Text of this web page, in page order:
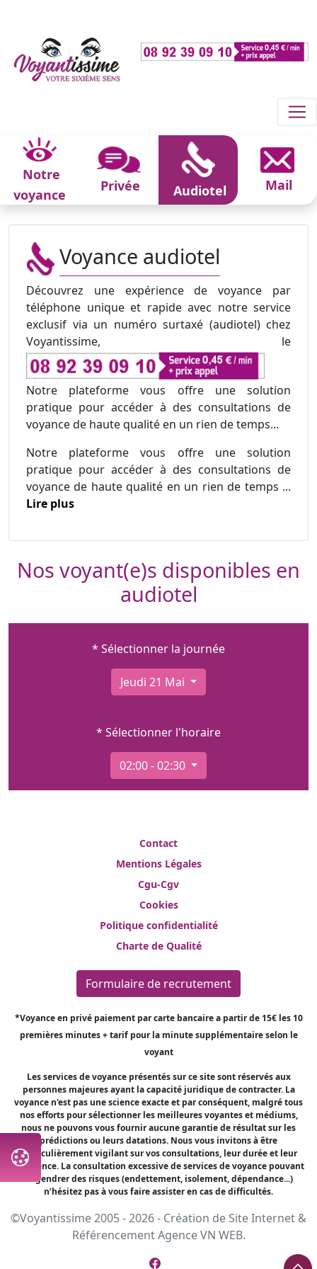
Notre
voyance
Privée Audiotel Mail
Voyance audiotel
Découvrez une expérience de voyance par
téléphone unique et rapide avec notre service
exclusif via un numéro surtaxé (audiotel) chez
Voyantissime, le
Notre plateforme vous offre une solution
pratique pour accéder à des consultations de
voyance de haute qualité en un rien de temps...
Notre plateforme vous offre une solution
pratique pour accéder à des consultations de
voyance de haute qualité en un rien de temps ...
Lire plus
Nos voyant(e)s disponibles en
audiotel
* Sélectionner la journée
Jeudi 21 Mai
* Sélectionner l'horaire
02:00 - 02:30
Contact
Mentions Légales
Cgu-Cgv
Cookies
Politique confidentialité
Charte de Qualité
Formulaire de recrutement
*Voyance en privé paiement par carte bancaire a partir de 15€ les 10
premières minutes + tarif pour la minute supplémentaire selon le
voyant
Les services de voyance présentés sur ce site sont réservés aux
personnes majeures ayant la capacité juridique de contracter. La
voyance n'est pas une science exacte et par conséquent, malgré tous
nos efforts pour sélectionner les meilleures voyantes et médiums,
nous ne pouvons vous fournir aucune garantie de résultat sur les
prédictions ou leurs datations. Nous vous invitons à être
particulièrement vigilant sur vos consultations, leur durée et leur
fréquence. La consultation excessive de services de voyance pouvant
engendrer des risques (endettement, isolement, dépendance...)
n’hésitez pas à vous faire assister en cas de difficultés.
©Voyantissime 2005 - 2026 - Création de Site Internet &
RéférencementAgence VN WEB.